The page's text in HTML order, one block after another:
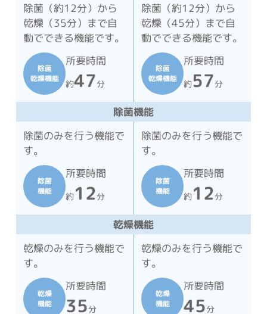
除菌（約12分）から
乾燥（35分）まで自
動でできる機能です。
除菌
乾燥機能
所要時間
約47分
除菌（約12分）から
乾燥（45分）まで自
動でできる機能です。
除菌
乾燥機能
所要時間
約57分
除菌機能
除菌のみを行う機能で
す。
除菌
機能
所要時間
約12分
除菌のみを行う機能で
す。
除菌
機能
所要時間
約12分
乾燥機能
乾燥のみを行う機能で
す。
乾燥
機能
所要時間
35分
乾燥のみを行う機能で
す。
乾燥
機能
所要時間
45分